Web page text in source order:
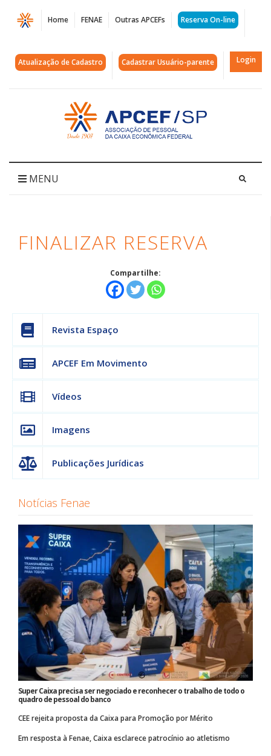
Página
Finalizar
Reserva
APCEF/SP
Home FENAE Outras APCEFs Reserva On-line
Atualização de Cadastro Cadastrar Usuário-parente Login
Acessar
página
inicial
MENU
FINALIZAR RESERVA
Compartilhe:
Revista Espaço
APCEF Em Movimento
Vídeos
Imagens
Publicações Jurídicas
Notícias Fenae
Super Caixa precisa ser negociado e reconhecer o trabalho de todo o
quadro de pessoal do banco
CEE rejeita proposta da Caixa para Promoção por Mérito
Em resposta à Fenae, Caixa esclarece patrocínio ao atletismo